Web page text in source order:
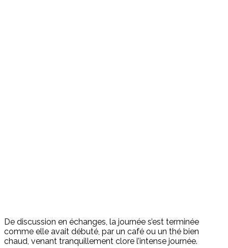
De discussion en échanges, la journée s’est terminée
comme elle avait débuté, par un café ou un thé bien
chaud, venant tranquillement clore l’intense journée.